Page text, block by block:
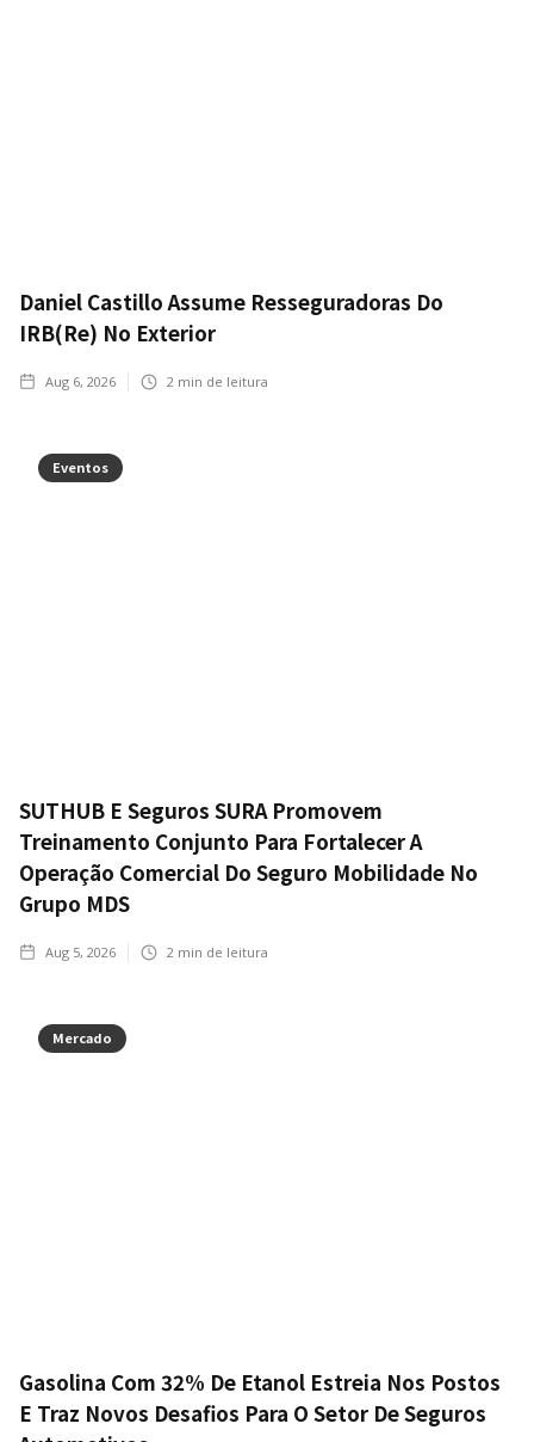
Daniel Castillo Assume Resseguradoras Do
IRB(Re) No Exterior
Aug 6, 2026 2 min de leitura
Eventos
SUTHUB E Seguros SURA Promovem
Treinamento Conjunto Para Fortalecer A
Operação Comercial Do Seguro Mobilidade No
Grupo MDS
Aug 5, 2026 2 min de leitura
Mercado
Gasolina Com 32% De Etanol Estreia Nos Postos
E Traz Novos Desafios Para O Setor De Seguros